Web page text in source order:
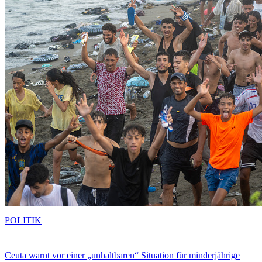
Ceuta warnt vor einer „unhaltbaren“ Situation für minderjährige
POLITIK